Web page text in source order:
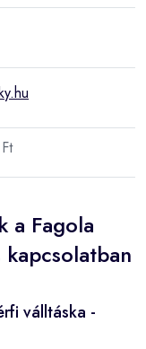
a Fagola
válltáska -